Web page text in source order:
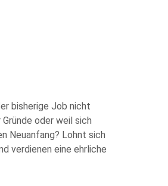
bisherige Job nicht
oder weil sich
Neuanfang? Lohnt sich
verdienen eine ehrliche